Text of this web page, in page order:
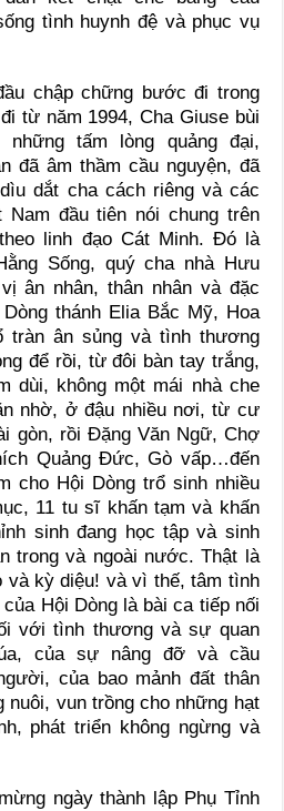
tình huynh đệ và phục vụ
chập chững bước đi trong
từ năm 1994, Cha Giuse bùi
tấm lòng quảng đại,
đã âm thầm cầu nguyện, đã
dắt cha cách riêng và các
Nam đầu tiên nói chung trên
linh đạo Cát Minh. Đó là
Sống, quý cha nhà Hưu
ân nhân, thân nhân và đặc
thánh Elia Bắc Mỹ, Hoa
tràn ân sủng và tình thương
để rồi, từ đôi bàn tay trắng,
dùi, không một mái nhà che
nhờ, ở đậu nhiều nơi, từ cư
gòn, rồi Đặng Văn Ngữ, Chợ
Quảng Đức, Gò vấp…đến
cho Hội Dòng trổ sinh nhiều
11 tu sĩ khấn tạm và khấn
sinh đang học tập và sinh
trong và ngoài nước. Thật là
và kỳ diệu! và vì thế, tâm tình
Hội Dòng là bài ca tiếp nối
với tình thương và sự quan
của sự nâng đỡ và cầu
của bao mảnh đất thân
vun trồng cho những hạt
phát triển không ngừng và
ngày thành lập Phụ Tỉnh